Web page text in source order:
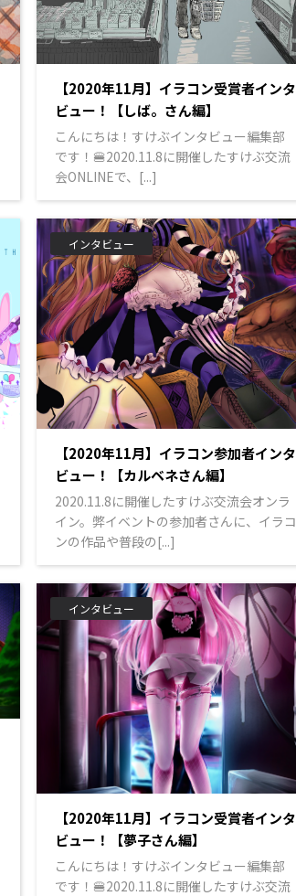
【2020年11月】イラコン受賞者インタ
ビュー！【しば。さん編】
こんにちは！すけぶインタビュー編集部
です！🍔2020.11.8に開催したすけぶ交流
会ONLINEで、[...]
インタビュー
【2020年11月】イラコン参加者インタ
ビュー！【カルベネさん編】
2020.11.8に開催したすけぶ交流会オンラ
イン。弊イベントの参加者さんに、イラコ
ンの作品や普段の[...]
インタビュー
【2020年11月】イラコン受賞者インタ
ビュー！【夢子さん編】
こんにちは！すけぶインタビュー編集部
です！🍔2020.11.8に開催したすけぶ交流